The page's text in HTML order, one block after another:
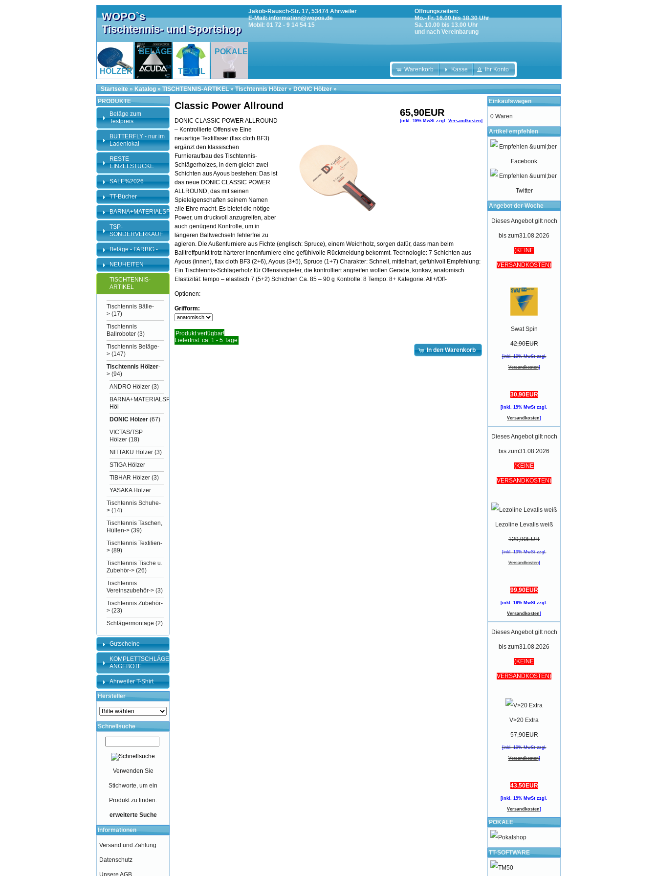
WOPO`s
Tischtennis- und Sportshop
Jakob-Rausch-Str. 17, 53474 Ahrweiler
E-Mail: information@wopos.de
Mobil: 01 72 - 9 14 54 15
Öffnungszeiten:
Mo.- Fr. 16.00 bis 18.30 Uhr
Sa. 10.00 bis 13.00 Uhr
und nach Vereinbarung
HÖLZER
BELÄGE
TEXTIL
POKALE
Warenkorb Kasse Ihr Konto
Startseite » Katalog » TISCHTENNIS-ARTIKEL»Tischtennis Hölzer»DONIC Hölzer»
65,90EUR
[inkl. 19% MwSt zzgl. Versandkosten]
Classic Power Allround
DONIC CLASSIC POWER ALLROUND
– Kontrollierte Offensive Eine
neuartige Textilfaser (flax cloth BF3)
ergänzt den klassischen
Furnieraufbau des Tischtennis-
Schlägerholzes, in dem gleich zwei
Schichten aus Ayous bestehen: Das ist
das neue DONIC CLASSIC POWER
ALLROUND, das mit seinen
Spieleigenschaften seinem Namen
alle Ehre macht. Es bietet die nötige
Power, um druckvoll anzugreifen, aber
auch genügend Kontrolle, um in
längeren Ballwechseln fehlerfrei zu
agieren. Die Außenfurniere aus Fichte (englisch: Spruce), einem Weichholz, sorgen dafür, dass man beim
Balltreffpunkt trotz härterer Innenfurniere eine gefühlvolle Rückmeldung bekommt. Technologie: 7 Schichten aus
Ayous (innen), flax cloth BF3 (2+6), Ayous (3+5), Spruce (1+7) Charakter: Schnell, mittelhart, gefühlvoll Empfehlung:
Ein Tischtennis-Schlägerholz für Offensivspieler, die kontrolliert angreifen wollen Gerade, konkav, anatomisch
Elastizität: tempo – elastisch 7 (5+2) Schichten Ca. 85 – 90 g Kontrolle: 8 Tempo: 8+ Kategorie: All+/Off-
Optionen:
Grifform:
Produkt verfügbar!
Lieferfrist: ca. 1 - 5 Tage
In den Warenkorb
PRODUKTE
Beläge zum
Testpreis
BUTTERFLY - nur im
Ladenlokal
RESTE
EINZELSTÜCKE
SALE%2026
TT-Bücher
BARNA+MATERIALSPEZI
TSP-
SONDERVERKAUF
Beläge - FARBIG -
NEUHEITEN
TISCHTENNIS-
ARTIKEL
Tischtennis Bälle-
> (17)
Tischtennis
Ballroboter (3)
Tischtennis Beläge-
> (147)
Tischtennis Hölzer-
> (94)
ANDRO Hölzer (3)
BARNA+MATERIALSPEZI
Höl
DONIC Hölzer (67)
VICTAS/TSP
Hölzer (18)
NITTAKU Hölzer (3)
STIGA Hölzer
TIBHAR Hölzer (3)
YASAKA Hölzer
Tischtennis Schuhe-
> (14)
Tischtennis Taschen,
Hüllen-> (39)
Tischtennis Textilien-
> (89)
Tischtennis Tische u.
Zubehör-> (26)
Tischtennis
Vereinszubehör-> (3)
Tischtennis Zubehör-
> (23)
Schlägermontage (2)
Gutscheine
KOMPLETTSCHLÄGER-
ANGEBOTE
Ahrweiler T-Shirt
Hersteller
Schnellsuche
Verwenden Sie
Stichworte, um ein
Produkt zu finden.
erweiterte Suche
Informationen
Versand und Zahlung
Datenschutz
Unsere AGB
Einkaufswagen
0 Waren
Artikel empfehlen
Angebot der Woche
Dieses Angebot gilt noch
bis zum31.08.2026
(KEINE
VERSANDKOSTEN)
Swat Spin
42,90EUR
[inkl. 19% MwSt zzgl.
Versandkosten]
30,90EUR
[inkl. 19% MwSt zzgl.
Versandkosten]
Dieses Angebot gilt noch
bis zum31.08.2026
(KEINE
VERSANDKOSTEN)
Lezoline Levalis weiß
129,90EUR
[inkl. 19% MwSt zzgl.
Versandkosten]
99,90EUR
[inkl. 19% MwSt zzgl.
Versandkosten]
Dieses Angebot gilt noch
bis zum31.08.2026
(KEINE
VERSANDKOSTEN)
V>20 Extra
57,90EUR
[inkl. 19% MwSt zzgl.
Versandkosten]
43,50EUR
[inkl. 19% MwSt zzgl.
Versandkosten]
POKALE
TT-SOFTWARE